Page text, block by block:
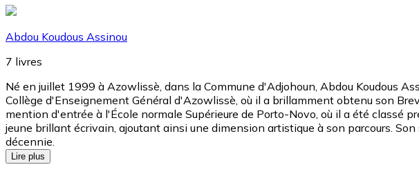
Abdou Koudous Assinou
7 livres
Né en juillet 1999 à Azowlissè, dans la Commune d'Adjohoun, Abdou Koudous
Collège d'Enseignement Général d'Azowlissè, où il a brillamment obtenu son
mention d'entrée à l'École normale Supérieure de Porto-Novo, où il a été classé
jeune brillant écrivain, ajoutant ainsi une dimension artistique à son parcours.
décennie.
Lire plus